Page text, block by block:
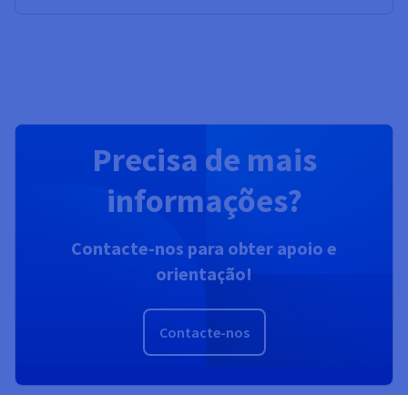
Precisa de mais
informações?
Contacte-nos para obter apoio e
orientação!
Contacte-nos